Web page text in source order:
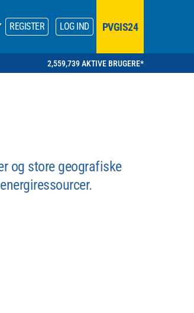
REGISTER LOG IND PVGIS24
2,559,739 AKTIVE BRUGERE*
og store geografiske